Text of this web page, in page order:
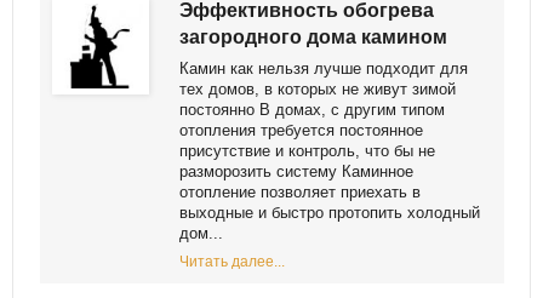
Эффективность обогрева
загородного дома камином
Камин как нельзя лучше подходит для
тех домов, в которых не живут зимой
постоянно В домах, с другим типом
отопления требуется постоянное
присутствие и контроль, что бы не
разморозить систему Каминное
отопление позволяет приехать в
выходные и быстро протопить холодный
дом...
Читать далее...